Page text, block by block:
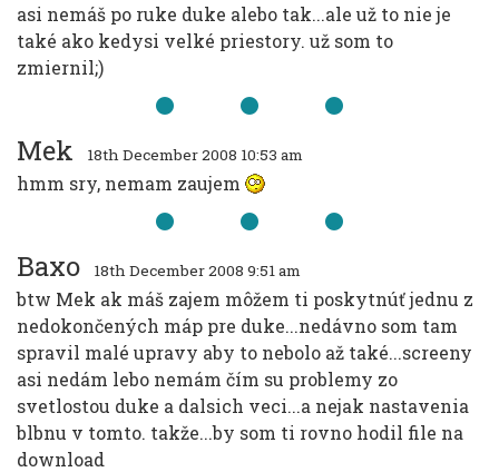
asi nemáš po ruke duke alebo tak...ale už to nie je
také ako kedysi velké priestory. už som to
zmiernil;)
Mek 18th December 2008 10:53 am
hmm sry, nemam zaujem
Baxo 18th December 2008 9:51 am
btw Mek ak máš zajem môžem ti poskytnúť jednu z
nedokončených máp pre duke...nedávno som tam
spravil malé upravy aby to nebolo až také...screeny
asi nedám lebo nemám čím su problemy zo
svetlostou duke a dalsich veci...a nejak nastavenia
blbnu v tomto. takže...by som ti rovno hodil file na
download